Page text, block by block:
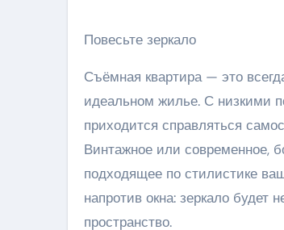
Повесьте зеркало
Съёмная квартира — это
идеальном жилье. С низкими
приходится справляться
Винтажное или современное,
подходящее по стилистике
напротив окна: зеркало будет
пространство.